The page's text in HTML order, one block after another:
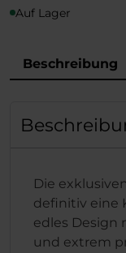
Auf Lager
Beschreibung
Die
definitiv eine
edles Design
und extrem